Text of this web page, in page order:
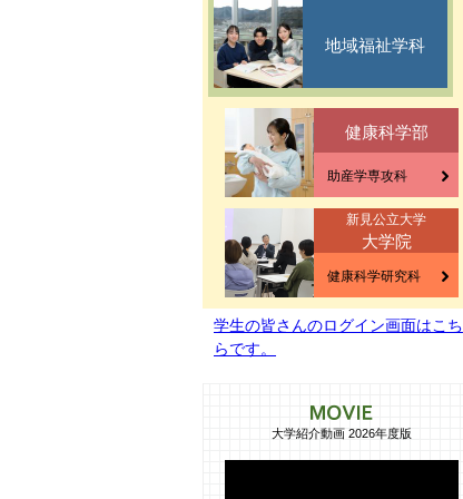
地域福祉学科
健康科学部
助産学専攻科
新見公立大学
大学院
健康科学研究科
学生の皆さんのログイン画面はこち
らです。
大学紹介動画 2026年度版